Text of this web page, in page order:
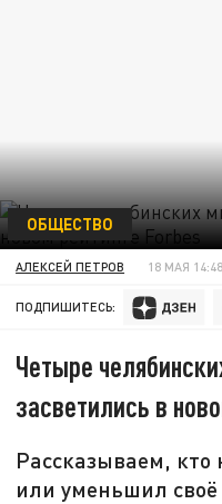
ОБЩЕСТВО
АЛЕКСЕЙ ПЕТРОВ 18 МАЯ 14:48
ПОДПИШИТЕСЬ:
Четыре
засветились в
Рассказываем, кто
или уменьшил своё